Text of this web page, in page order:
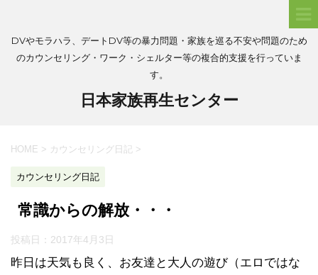
DVやモラハラ、デートDV等の暴力問題・家族を巡る不安や問題のため
のカウンセリング・ワーク・シェルター等の複合的支援を行っていま
す。
日本家族再生センター
HOME > カウンセリング日記 >
カウンセリング日記
常識からの解放・・・
投稿日： 2017年4月3日
昨日は天気も良く、お友達と大人の遊び（エロではな